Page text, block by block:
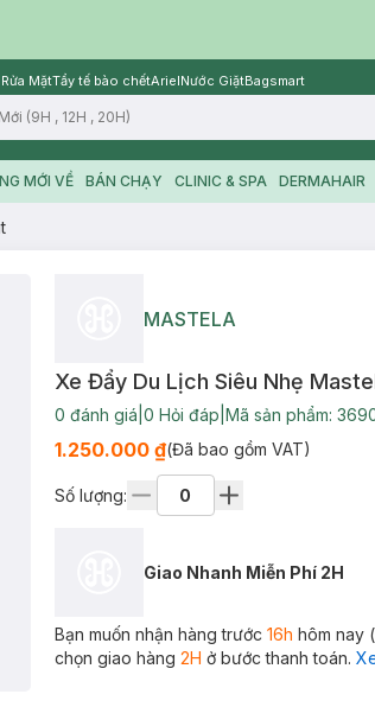
MặtTẩy tế bào chếtArielNước GiặtBagsmart
MỚI VỀ BÁN CHẠY CLINIC & SPA DERMAHAIR
MASTELA
Xe Đẩy Du Lịch Siêu Nhẹ
0 đánh giá 0 Hỏi đáp Mã sản phẩm:
1.250.000 ₫(Đã bao gồm VAT)
Số lượng:
Giao Nhanh Miễn Phí 2H
Bạn muốn nhận hàng trước 16h hôm nay (
chọn giao hàng 2H ở bước thanh toán.